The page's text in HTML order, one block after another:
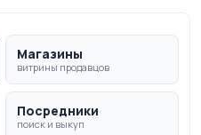
Магазины
витрины продавцов
Посредники
поиск и выкуп